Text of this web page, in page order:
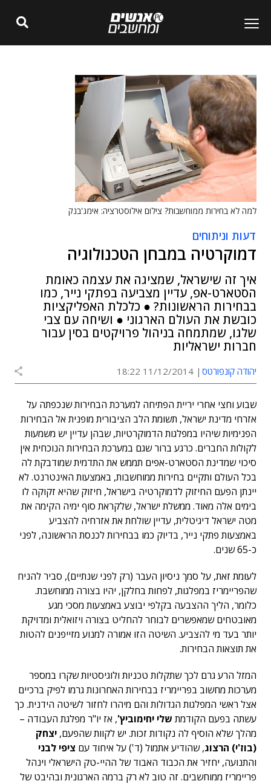
למה לא בחירות ממוחשבות? צילום אילוסטרציה: אימג'בנק
דעות וניתוחים
דמוקרטיה במבחן הטכנולוגיה
איך זה שישראל, שמציגה את עצמה כאומת
הסטארט-אפ, עדיין מצביעה בפתקי נייר, כמו
בבחירות הראשונות? ● כלכלת האפליקציות
כובשת את העולם הארגוני ● ושיחה עם צבי
שלגו, שמתמחה בניהול פרויקטים בסין עבור
חברות ישראליות
יהודה קונפורטס 11/12/2014 18:22
שבוע וחצי אחרי יריית הפתיחה למערכת הבחירות שנכפתה על
אזרחי מדינת ישראל, תשומת הלב הציבורית מופנית אל הבחירות
הפנימיות שיהיו במפלגות הדמוקרטיות, שבהן עדיין יש משמעות
לקולות החברים. כרגע ברור שגם במערכת הבחירות הנוכחית אין
סיכוי שמדינת הסטארט-אפים תממש את התדמית שמודבקת לה
בכל העולם ותקיים בחירות ממוחשבות, באמצעות האינטרנט. לא
יינתן הפעם החיזוק לדמוקרטיה בישראל, חיזוק שהיא זקוקה לו
בימים אלה מאוד. ממשלת ישראל, שלקראת סוף ימיה הקימה את
מטה ישראל דיגיטלית, עדיין שולחת את אזרחיה להצביע
באמצעות פתקי נייר, בדיוק כמו בבחירות לכנסת הראשונה, לפני
כ-65 שנים.
לעומת זאת, על סמך ניסיון העבר (רק לפני שנתיים), סביר להניח
שהפריימריז במפלגות, לפחות בחלקן, יהיו בצורה ממוחשבת.
כלומר, הליך ההצבעה בקלפי יבוצע באמצעות מסכי מגע
מאובטחים שמאפשרים לבוחר להחליט בצורה ויזואלית ומדויקת
יותר בעד מי להצביע. השיטה הזו אמורה למנוע מזייפנים להטות
את תוצאות הבחירות.
המזל הרע גרם לכך שתקלות טכניות ולוגיסטיות שקרו במספר
מערכות מחשוב בפריימריז בבחירות האחרונות גרמו לפיק ברכיים
אצל ראשי המפלגות הגדולות והם מיהרו לחזור לשיטה הידנית. כך
עשתה בפעם הקודמת שלי יחימוביץ', אז יו"ר מפלגת העבודה –
מהלך שלא הוסיף לה נקודות זכות. יש לקוות שהפעם, יצחק
(בוז'י) הרצוג, שהודיע אתמול (ד') על איחוד עם ציפי לבני
והתנועה, יחזיר את הכבוד האבוד של ההיי-טק הישראלי וינהל
פריימריז ממוחשבים. זה טוב לא רק ברמה הארגונית ובהיבט של